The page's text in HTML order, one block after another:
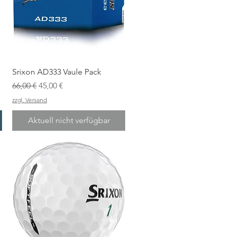
Srixon AD333 Vaule Pack
Standardpreis
66,00 €Sale-Preis
45,00 €
zzgl. Versand
Aktuell nicht verfügbar